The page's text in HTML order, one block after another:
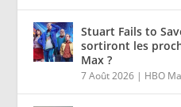
Stuart Fails to
sortiront les
Max ?
7 Août 2026 | HBO